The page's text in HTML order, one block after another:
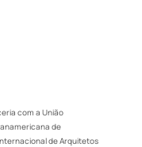
com a União
de
de Arquitetos